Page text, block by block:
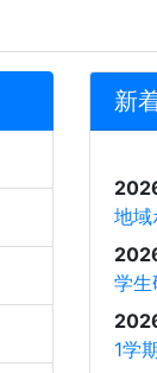
新
地域
学生
1学